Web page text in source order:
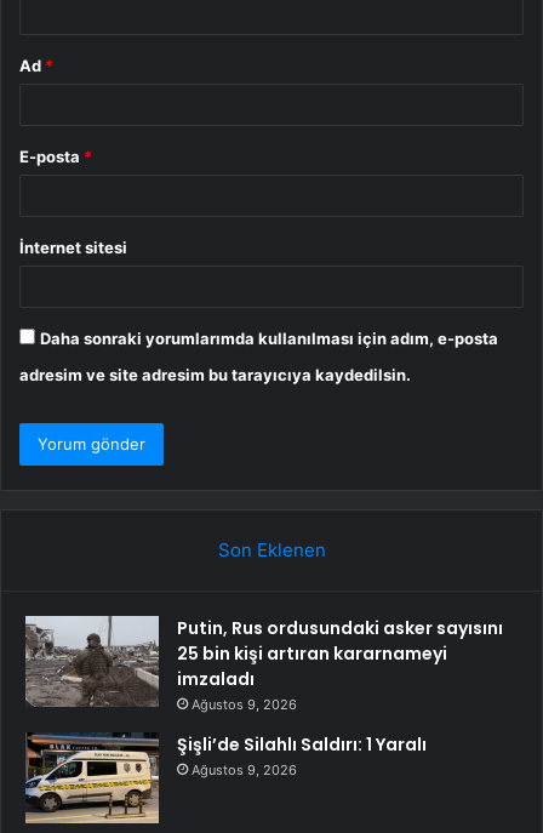
Ad *
E-posta *
İnternet sitesi
Daha sonraki yorumlarımda kullanılması için adım, e-posta
adresim ve site adresim bu tarayıcıya kaydedilsin.
Son Eklenen
Putin, Rus ordusundaki asker sayısını
25 bin kişi artıran kararnameyi
imzaladı
Ağustos 9, 2026
Şişli’de Silahlı Saldırı: 1 Yaralı
Ağustos 9, 2026